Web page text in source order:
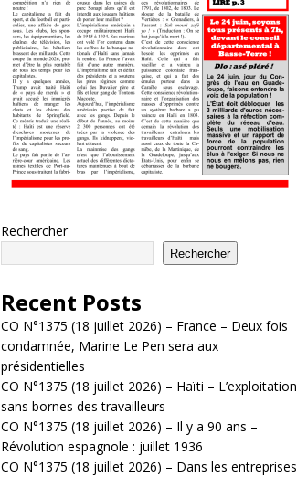
Rechercher
Rechercher
Recent Posts
CO N°1375 (18 juillet 2026) – France – Deux fois
condamnée, Marine Le Pen sera aux
présidentielles
CO N°1375 (18 juillet 2026) – Haïti – L’exploitation
sans bornes des travailleurs
CO N°1375 (18 juillet 2026) – Il y a 90 ans –
Révolution espagnole : juillet 1936
CO N°1375 (18 juillet 2026) – Dans les entreprises